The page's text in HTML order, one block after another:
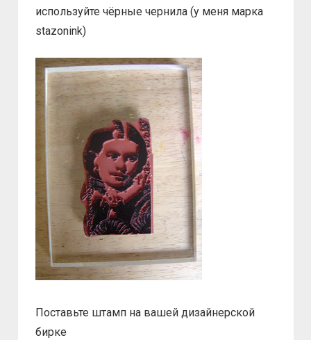
используйте чёрные чернила (у меня марка
stazonink)
Поставьте штамп на вашей дизайнерской
бирке